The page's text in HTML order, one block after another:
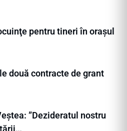
pentru tineri în orașul
două contracte de grant
”Dezideratul nostru